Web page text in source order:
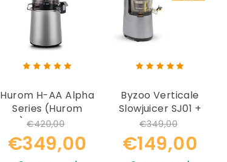
Hurom H-AA Alpha
Series (Hurom
H26) + Gratis Boek
€420,00
€349,00
Byzoo Verticale
Slowjuicer SJ01 +
Boek
€349,00
€149,00